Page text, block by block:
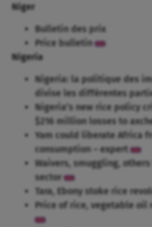
Niger
Bulletin des prix
Price bulletin
Nigeria
Nigeria: la politique des
divise les différentes
Nigeria’s new rice policy
$216 million losses to
Yam could liberate Africa
consumption – expert
Waivers, smuggling,
sector
Tara, Ebony stoke rice
Price of rice, vegetable oil